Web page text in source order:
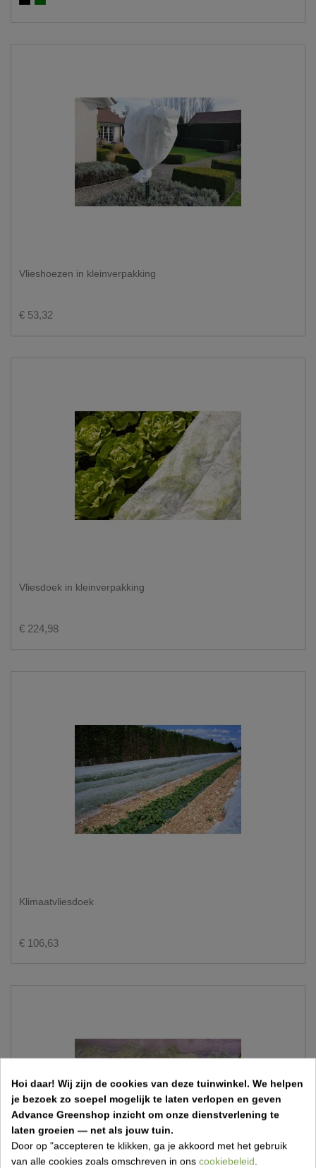
ZwartGroen
Vlieshoezen in kleinverpakking
€ 53,32
Vliesdoek in kleinverpakking
€ 224,98
Klimaatvliesdoek
€ 106,63
Hoi daar! Wij zijn de cookies van deze tuinwinkel. We helpen
je bezoek zo soepel mogelijk te laten verlopen en geven
Advance Greenshop inzicht om onze dienstverlening te
laten groeien — net als jouw tuin.
Door op "accepteren te klikken, ga je akkoord met het gebruik
van alle cookies zoals omschreven in ons cookiebeleid.